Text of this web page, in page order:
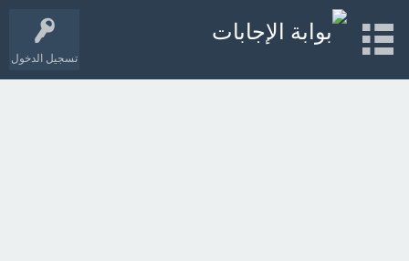
تسجيل الدخول